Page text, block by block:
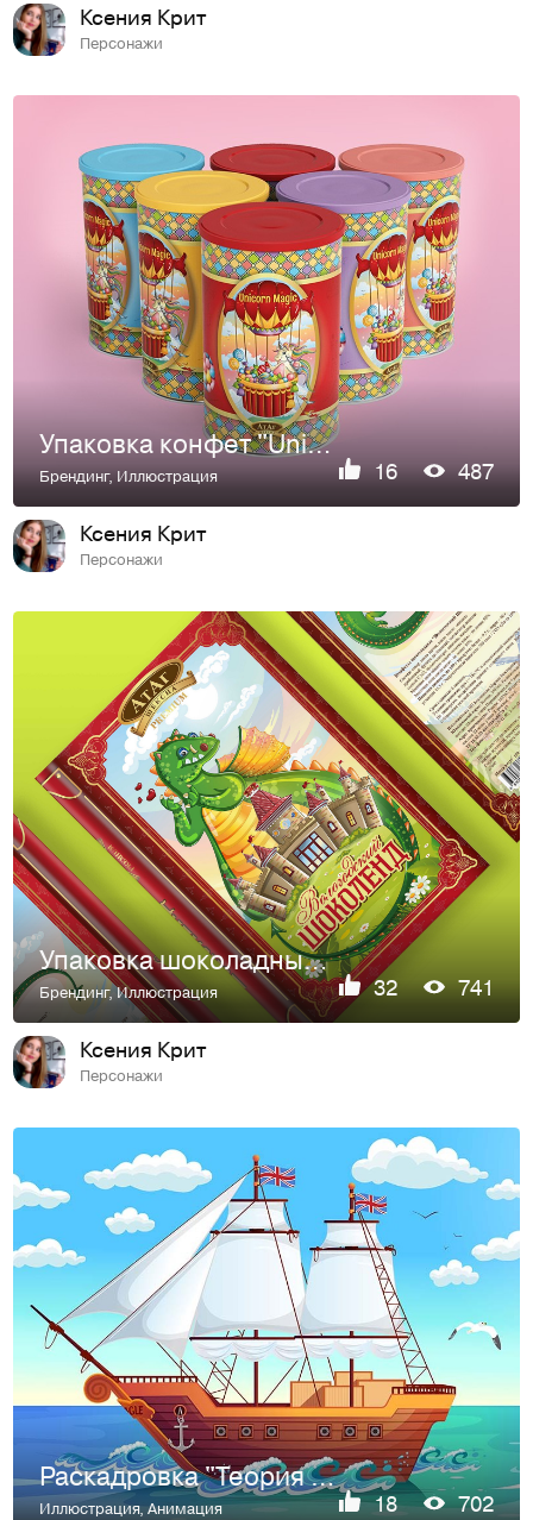
Ксения Крит
Персонажи
Упаковка конфет "Unicorn Magic" для "АТАГ"
Брендинг,Иллюстрация 16 487
Ксения Крит
Персонажи
Упаковка шоколадных конфет для "АТАГ"
Брендинг,Иллюстрация 32 741
Ксения Крит
Персонажи
Раскадровка "Теория эволюции строительства"
Иллюстрация,Анимация 18 702